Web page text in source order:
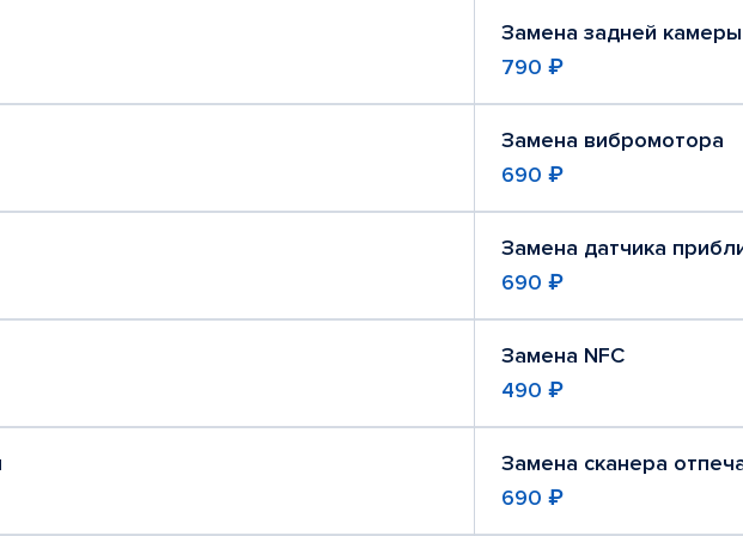
Замена задней камеры
790 ₽
Замена вибромотора
690 ₽
Замена датчика
690 ₽
Замена NFC
490 ₽
Замена сканера
690 ₽